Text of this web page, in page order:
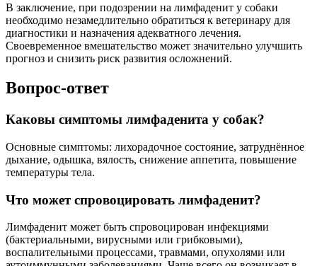
В заключение, при подозрении на лимфаденит у собаки
необходимо незамедлительно обратиться к ветеринару для
диагностики и назначения адекватного лечения.
Своевременное вмешательство может значительно улучшить
прогноз и снизить риск развития осложнений.
Вопрос-ответ
Каковы симптомы лимфаденита у собак?
Основные симптомы: лихорадочное состояние, затруднённое
дыхание, одышка, вялость, снижение аппетита, повышение
температуры тела.
Что может спровоцировать лимфаденит?
Лимфаденит может быть спровоцирован инфекциями
(бактериальными, вирусными или грибковыми),
воспалительными процессами, травмами, опухолями или